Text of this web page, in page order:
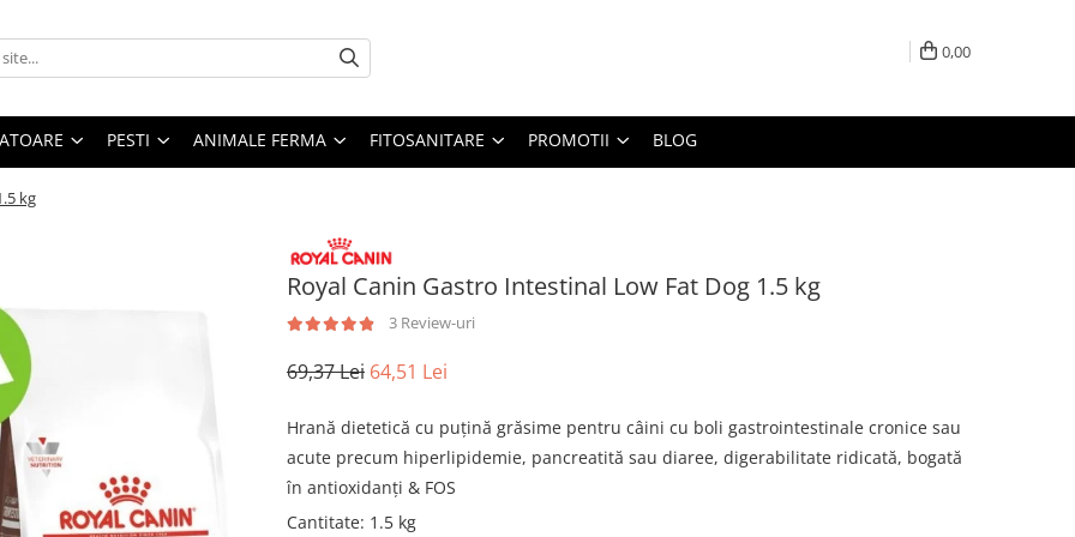
0,00
PESTI ANIMALE FERMA FITOSANITARE PROMOTII BLOG
kg
Royal Canin Gastro Intestinal Low Fat Dog 1.5 kg
3 Review-uri
69,37 Lei 64,51 Lei
Hrană dietetică cu puțină grăsime pentru câini cu boli gastrointestinale cronice sau
acute precum hiperlipidemie, pancreatită sau diaree, digerabilitate ridicată, bogată
în antioxidanți & FOS
Cantitate: 1.5 kg